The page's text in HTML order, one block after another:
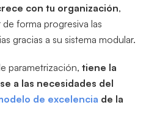
con tu organización,
forma progresiva las
gracias a su sistema modular.
parametrización, tiene la
a las necesidades del
de excelencia de la